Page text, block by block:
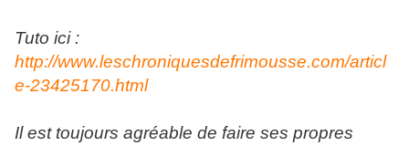
Tuto ici :
http://www.leschroniquesdefrimousse.com/articl
e-23425170.html
Il est toujours agréable de faire ses propres